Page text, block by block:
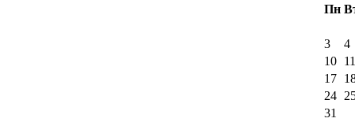
Пн
3
4
10
11
17
24
31